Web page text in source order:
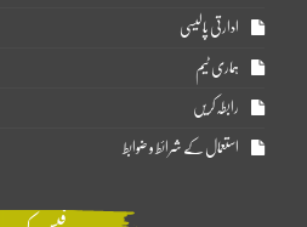
ادارتی پالیسی
ہماری ٹیم
رابطہ کریں
استعمال کے شرائط و ضوابط